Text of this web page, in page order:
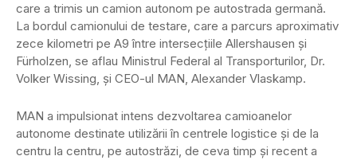
care a trimis un camion autonom pe autostrada germană.
La bordul camionului de testare, care a parcurs aproximativ
zece kilometri pe A9 între intersecțiile Allershausen și
Fürholzen, se aflau Ministrul Federal al Transporturilor, Dr.
Volker Wissing, și CEO-ul MAN, Alexander Vlaskamp.
MAN a impulsionat intens dezvoltarea camioanelor
autonome destinate utilizării în centrele logistice și de la
centru la centru, pe autostrăzi, de ceva timp și recent a